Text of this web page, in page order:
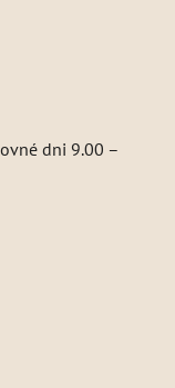
dni 9.00 –